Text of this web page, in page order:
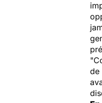
de